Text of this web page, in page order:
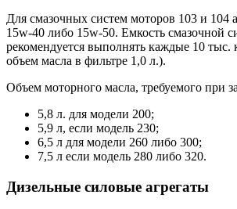
Для смазочных систем моторов 103 и 104
15w-40 либо 15w-50. Емкость смазочной
рекомендуется выполнять каждые 10 тыс.
объем масла в фильтре 1,0 л.).
Объем моторного масла, требуемого при
5,8 л. для модели 200;
5,9 л, если модель 230;
6,5 л для модели 260 либо 300;
7,5 л если модель 280 либо 320.
Дизельные силовые агрегаты